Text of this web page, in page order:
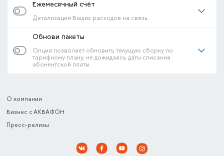
Ежемесячный счёт
Детализация Ваших расходов на связь
Обнови пакеты
Опция позволяет обновить текущую сборку по
тарифному плану, не дожидаясь даты списания
абонентской платы.
О компании
Бизнес с АКВАФОН
Пресс-релизы